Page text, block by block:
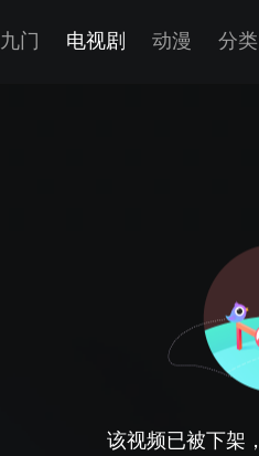
九门 电视剧 动漫 分类
该视频已被下架